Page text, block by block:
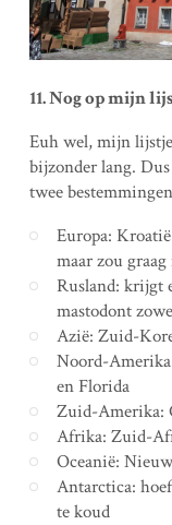
11. Nog op mijn
Euh wel, mijn
bijzonder lang.
twee
Europa:
maar zou
Rusland: krijgt
mastodont
Azië: Zuid-
Noord-
en Florida
Zuid-Amerika:
Afrika: Zuid-
Oceanië:
Antarctica:
te koud